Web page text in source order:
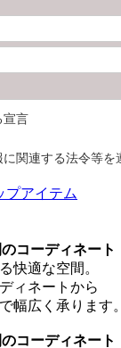
プアイテム
コーディネート
快適な空間。
ィネートから
幅広く承ります。
コーディネート